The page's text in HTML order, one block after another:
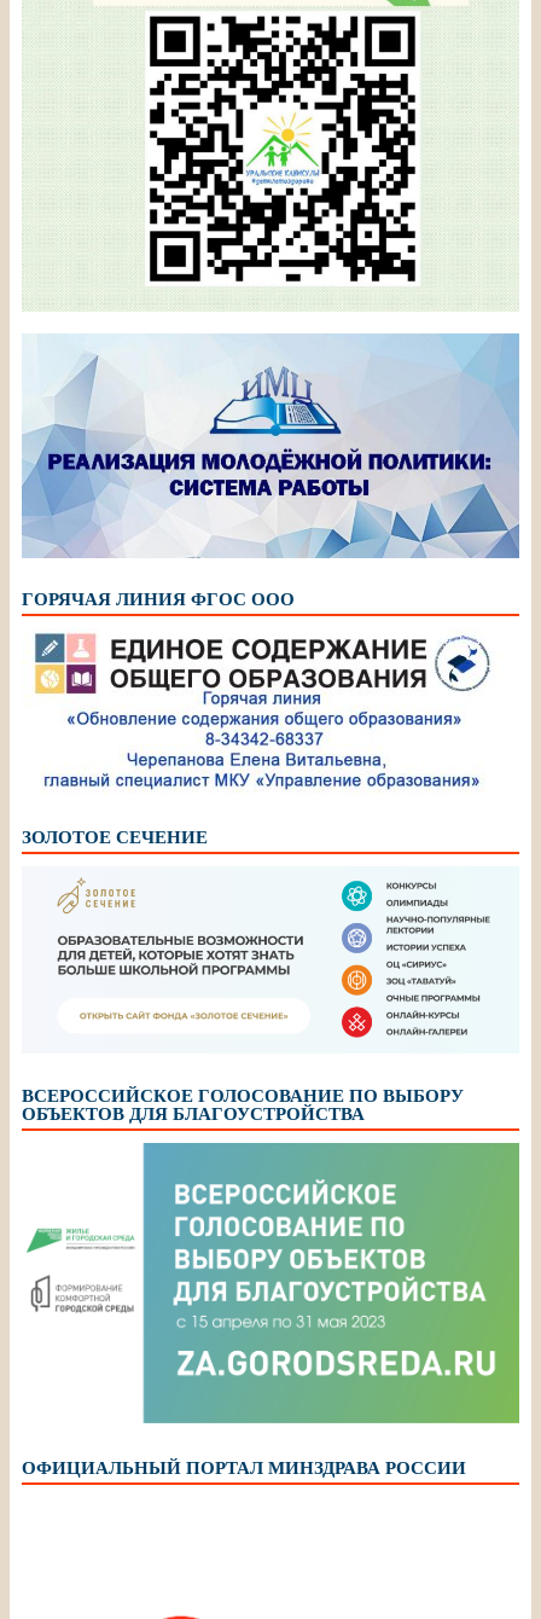
ГОРЯЧАЯ ЛИНИЯ ФГОС ООО
ЗОЛОТОЕ СЕЧЕНИЕ
ВСЕРОССИЙСКОЕ ГОЛОСОВАНИЕ ПО ВЫБОРУ
ОБЪЕКТОВ ДЛЯ БЛАГОУСТРОЙСТВА
ОФИЦИАЛЬНЫЙ ПОРТАЛ МИНЗДРАВА РОССИИ